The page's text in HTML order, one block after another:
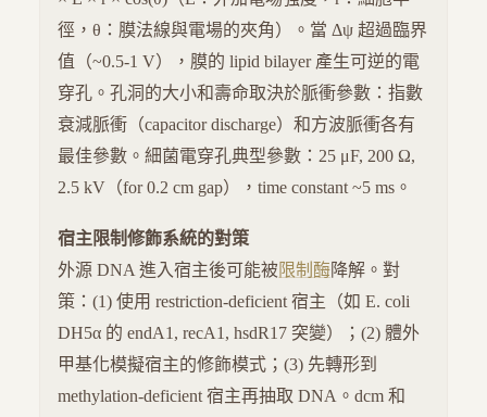
徑，θ：膜法線與電場的夾角）。當 Δψ 超過臨界
值（~0.5-1 V），膜的 lipid bilayer 產生可逆的電
穿孔。孔洞的大小和壽命取決於脈衝參數：指數
衰減脈衝（capacitor discharge）和方波脈衝各有
最佳參數。細菌電穿孔典型參數：25 μF, 200 Ω,
2.5 kV（for 0.2 cm gap），time constant ~5 ms。
宿主限制修飾系統的對策
外源 DNA 進入宿主後可能被 限制酶降解。對
策：(1) 使用 restriction-deficient 宿主（如 E. coli
DH5α 的 endA1, recA1, hsdR17 突變）；(2) 體外
甲基化模擬宿主的修飾模式；(3) 先轉形到
methylation-deficient 宿主再抽取 DNA。dcm 和